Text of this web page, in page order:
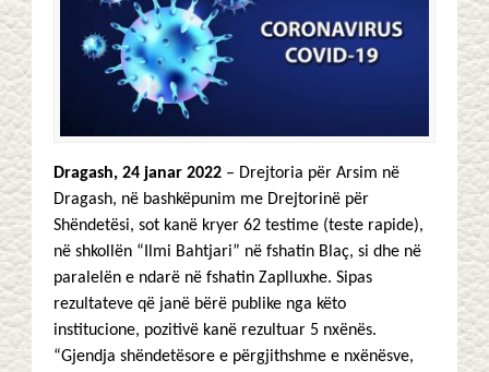
Dragash, 24 janar 2022 – Drejtoria për Arsim në
Dragash, në bashkëpunim me Drejtorinë për
Shëndetësi, sot kanë kryer 62 testime (teste rapide),
në shkollën “Ilmi Bahtjari” në fshatin Blaç, si dhe në
paralelën e ndarë në fshatin Zaplluxhe. Sipas
rezultateve që janë bërë publike nga këto
institucione, pozitivë kanë rezultuar 5 nxënës.
“Gjendja shëndetësore e përgjithshme e nxënësve,